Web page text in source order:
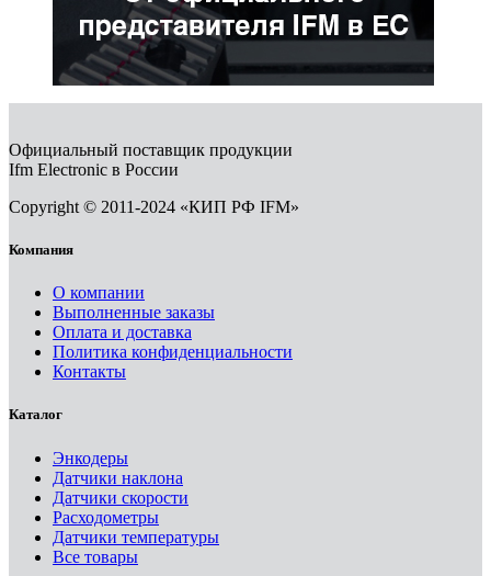
Официальный поставщик продукции
Ifm Electronic в России
Copyright © 2011-2024 «КИП РФ IFM»
Компания
О компании
Выполненные заказы
Оплата и доставка
Политика конфиденциальности
Контакты
Каталог
Энкодеры
Датчики наклона
Датчики скорости
Расходометры
Датчики температуры
Все товары